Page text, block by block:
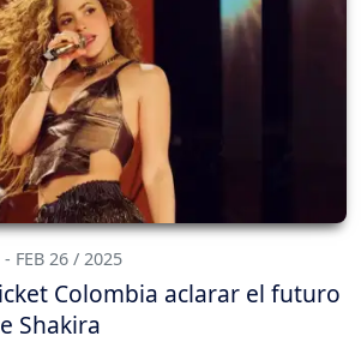
FEB 26 / 2025
Colombia aclarar el futuro
Shakira